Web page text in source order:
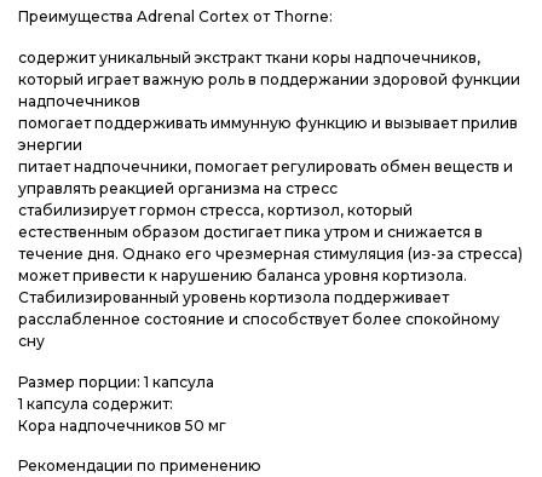
Преимущества Adrenal Cortex от Thorne:
содержит уникальный экстракт ткани коры надпочечников,
который играет важную роль в поддержании здоровой функции
надпочечников
помогает поддерживать иммунную функцию и вызывает прилив
энергии
питает надпочечники, помогает регулировать обмен веществ и
управлять реакцией организма на стресс
стабилизирует гормон стресса, кортизол, который
естественным образом достигает пика утром и снижается в
течение дня. Однако его чрезмерная стимуляция (из-за стресса)
может привести к нарушению баланса уровня кортизола.
Стабилизированный уровень кортизола поддерживает
расслабленное состояние и способствует более спокойному
сну
Размер порции: 1 капсула
1 капсула содержит:
Кора надпочечников 50 мг
Рекомендации по применению